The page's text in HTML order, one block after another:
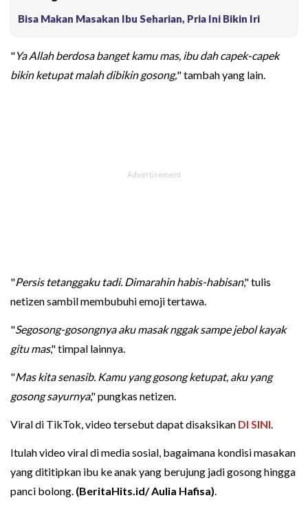
Bisa Makan Masakan Ibu Seharian, Pria Ini Bikin Iri
"Ya Allah berdosa banget kamu mas, ibu dah capek-capek
bikin ketupat malah dibikin gosong," tambah yang lain.
"Persis tetanggaku tadi. Dimarahin habis-habisan," tulis
netizen sambil membubuhi emoji tertawa.
"Segosong-gosongnya aku masak nggak sampe jebol kayak
gitu mas," timpal lainnya.
"Mas kita senasib. Kamu yang gosong ketupat, aku yang
gosong sayurnya," pungkas netizen.
Viral di TikTok, video tersebut dapat disaksikan DI SINI.
Itulah video viral di media sosial, bagaimana kondisi masakan
yang dititipkan ibu ke anak yang berujung jadi gosong hingga
panci bolong. (BeritaHits.id/ Aulia Hafisa).